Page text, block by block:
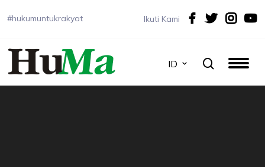
#hukumuntukrakyat Ikuti Kami
ID